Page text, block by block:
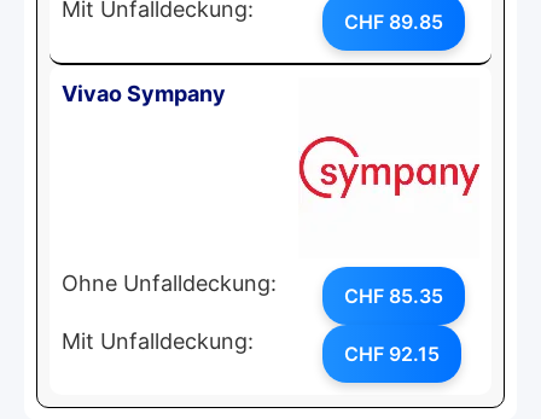
Mit Unfalldeckung: CHF 89.85
Vivao Sympany
Ohne Unfalldeckung: CHF 85.35
Mit Unfalldeckung: CHF 92.15